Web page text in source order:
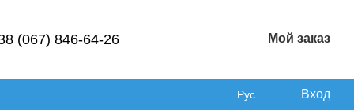
(067) 846-64-26 Мой заказ
Рус Вход